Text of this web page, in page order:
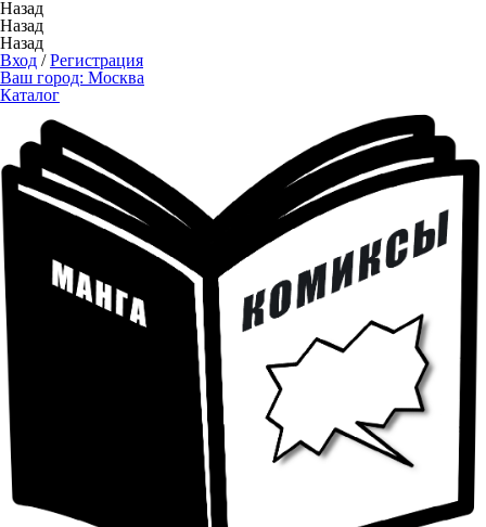
Назад
Назад
Назад
Вход /Регистрация
Ваш город: Москва
Каталог